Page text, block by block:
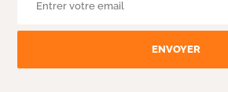
ENVOYER